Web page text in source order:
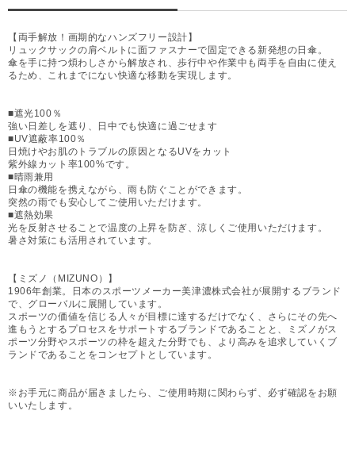
【両手解放！画期的なハンズフリー設計】
リュックサックの肩ベルトに面ファスナーで固定できる新発想の日傘。
傘を手に持つ煩わしさから解放され、歩行中や作業中も両手を自由に使え
るため、これまでにない快適な移動を実現します。
■遮光100％
強い日差しを遮り、日中でも快適に過ごせます
■UV遮蔽率100％
日焼けやお肌のトラブルの原因となるUVをカット
紫外線カット率100%です。
■晴雨兼用
日傘の機能を携えながら、雨も防ぐことができます。
突然の雨でも安心してご使用いただけます。
■遮熱効果
光を反射させることで温度の上昇を防ぎ、涼しくご使用いただけます。
暑さ対策にも活用されています。
【ミズノ（MIZUNO）】
1906年創業。日本のスポーツメーカー美津濃株式会社が展開するブランド
で、グローバルに展開しています。
スポーツの価値を信じる人々が目標に達するだけでなく、さらにその先へ
進もうとするプロセスをサポートするブランドであることと、ミズノがス
ポーツ分野やスポーツの枠を超えた分野でも、より高みを追求していくブ
ランドであることをコンセプトとしています。
※お手元に商品が届きましたら、ご使用時期に関わらず、必ず確認をお願
いいたします。